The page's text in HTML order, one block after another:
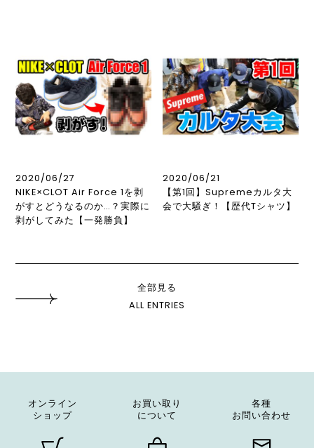
2020/06/27
NIKE×CLOT Air Force 1を剥
がすとどうなるのか…？実際に
剥がしてみた【一発勝負】
2020/06/21
【第1回】Supremeカルタ大
会で大騒ぎ！【歴代Tシャツ】
全部見る
ALL ENTRIES
オンライン
ショップ
お買い取り
について
各種
お問い合わせ